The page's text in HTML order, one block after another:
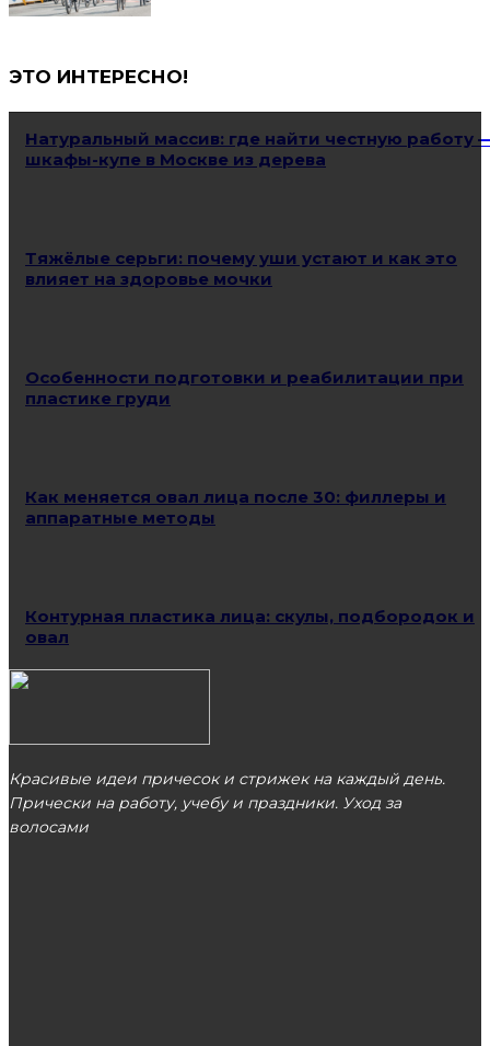
ЭТО ИНТЕРЕСНО!
Натуральный массив: где найти честную работу
шкафы-купе в Москве из дерева
Тяжёлые серьги: почему уши устают и как это
влияет на здоровье мочки
Особенности подготовки и реабилитации при
пластике груди
Как меняется овал лица после 30: филлеры и
аппаратные методы
Контурная пластика лица: скулы, подбородок и
овал
Красивые идеи причесок и стрижек на каждый день.
Прически на работу, учебу и праздники. Уход за
волосами